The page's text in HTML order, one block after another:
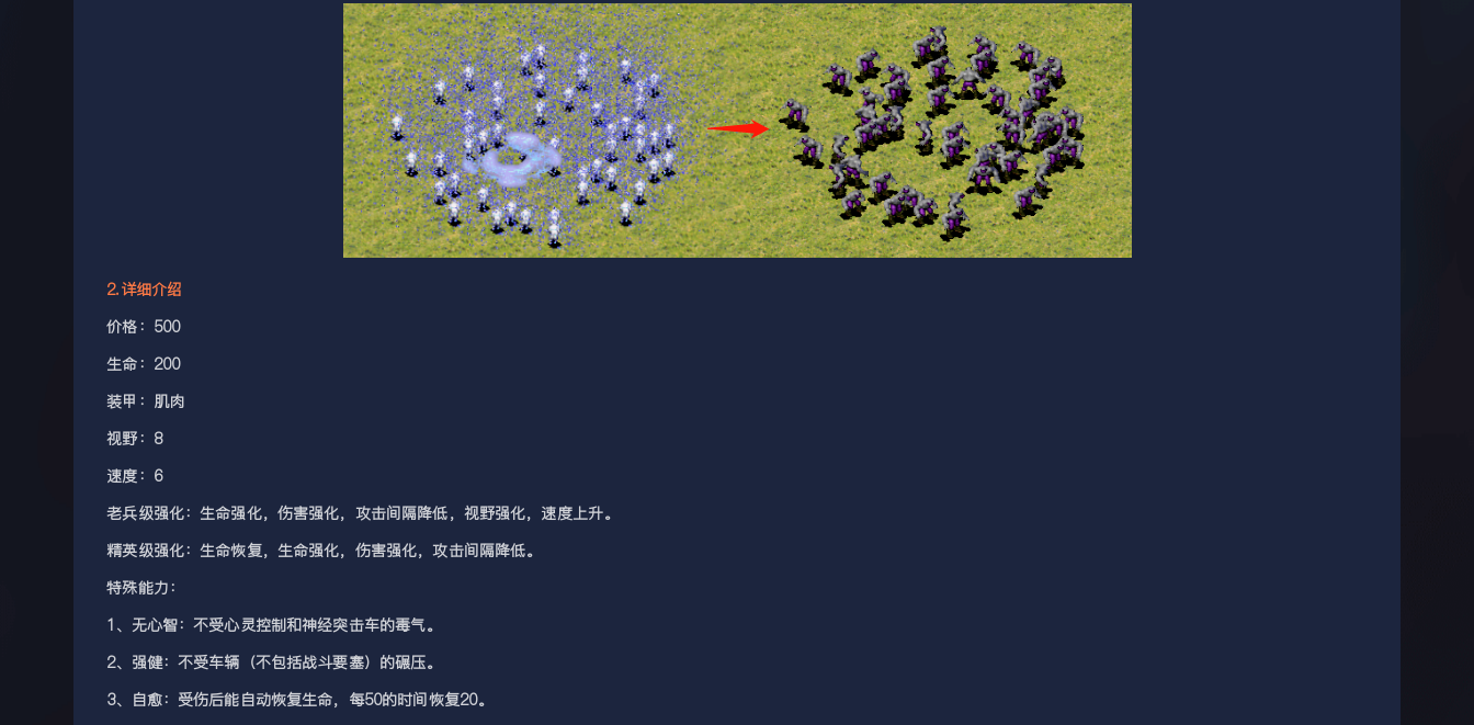
2.详细介绍
价格：500
生命：200
装甲：肌肉
视野：8
速度：6
老兵级强化：生命强化，伤害强化，攻击间隔降低，视野强化，速度上升。
精英级强化：生命恢复，生命强化，伤害强化，攻击间隔降低。
特殊能力：
1、无心智：不受心灵控制和神经突击车的毒气。
2、强健：不受车辆（不包括战斗要塞）的碾压。
3、自愈：受伤后能自动恢复生命，每50的时间恢复20。